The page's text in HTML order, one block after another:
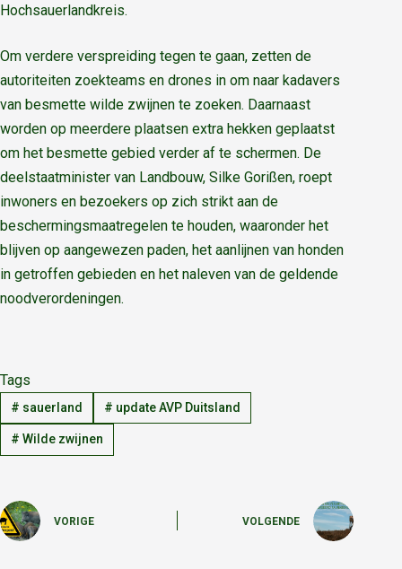
Hochsauerlandkreis.
Om verdere verspreiding tegen te gaan, zetten de
autoriteiten zoekteams en drones in om naar kadavers
van besmette wilde zwijnen te zoeken. Daarnaast
worden op meerdere plaatsen extra hekken geplaatst
om het besmette gebied verder af te schermen. De
deelstaatminister van Landbouw, Silke Gorißen, roept
inwoners en bezoekers op zich strikt aan de
beschermingsmaatregelen te houden, waaronder het
blijven op aangewezen paden, het aanlijnen van honden
in getroffen gebieden en het naleven van de geldende
noodverordeningen.
Tags
# sauerland # update AVP Duitsland
# Wilde zwijnen
VORIGE VOLGENDE